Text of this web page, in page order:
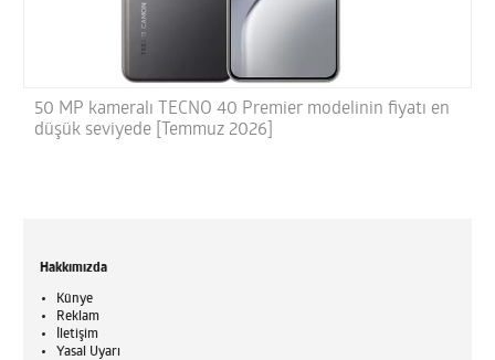
50 MP kameralı TECNO 40 Premier modelinin fiyatı en
düşük seviyede [Temmuz 2026]
Hakkımızda
Künye
Reklam
İletişim
Yasal Uyarı